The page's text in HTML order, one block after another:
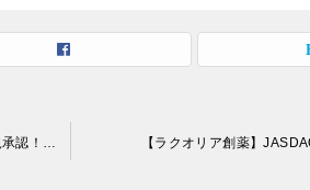
【（株）アイ・アールジャパン】JASDAQスタンダードに新規承認！(3/18上場) 【ラクオリア創薬】